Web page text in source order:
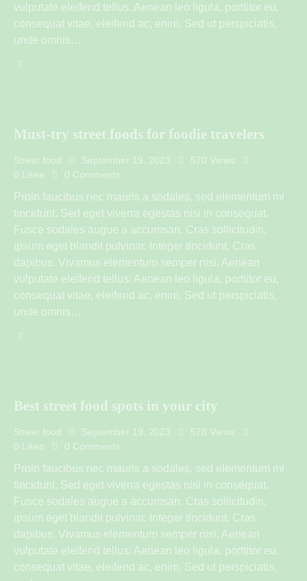
vulputate eleifend tellus. Aenean leo ligula, porttitor eu,
consequat vitae, eleifend ac, enim. Sed ut perspiciatis,
unde omnis…
Must-try street foods for foodie travelers
Street food September 19, 2023 570 Views
0 Likes 0 Comments
Proin faucibus nec mauris a sodales, sed elementum mi
tincidunt. Sed eget viverra egestas nisi in consequat.
Fusce sodales augue a accumsan. Cras sollicitudin,
ipsum eget blandit pulvinar. Integer tincidunt. Cras
dapibus. Vivamus elementum semper nisi. Aenean
vulputate eleifend tellus. Aenean leo ligula, porttitor eu,
consequat vitae, eleifend ac, enim. Sed ut perspiciatis,
unde omnis…
Best street food spots in your city
Street food September 19, 2023 578 Views
0 Likes 0 Comments
Proin faucibus nec mauris a sodales, sed elementum mi
tincidunt. Sed eget viverra egestas nisi in consequat.
Fusce sodales augue a accumsan. Cras sollicitudin,
ipsum eget blandit pulvinar. Integer tincidunt. Cras
dapibus. Vivamus elementum semper nisi. Aenean
vulputate eleifend tellus. Aenean leo ligula, porttitor eu,
consequat vitae, eleifend ac, enim. Sed ut perspiciatis,